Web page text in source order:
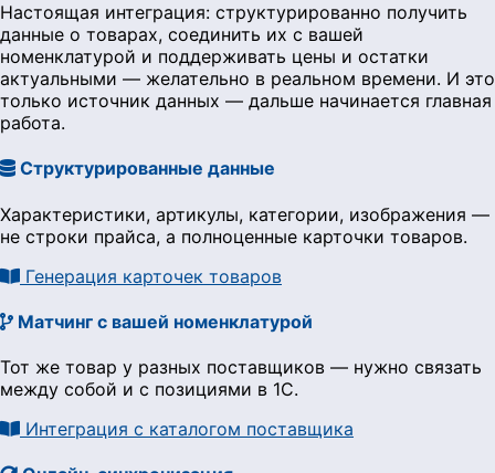
Настоящая интеграция: структурированно получить
данные о товарах, соединить их с вашей
номенклатурой и поддерживать цены и остатки
актуальными — желательно в реальном времени. И это
только источник данных — дальше начинается главная
работа.
Структурированные данные
Характеристики, артикулы, категории, изображения —
не строки прайса, а полноценные карточки товаров.
Генерация карточек товаров
Матчинг с вашей номенклатурой
Тот же товар у разных поставщиков — нужно связать
между собой и с позициями в 1С.
Интеграция с каталогом поставщика